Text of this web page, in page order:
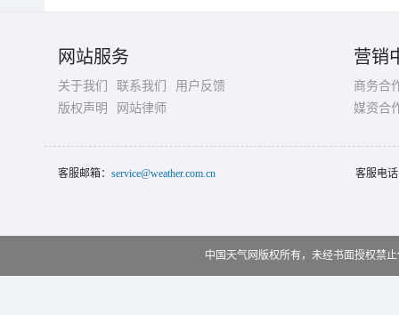
网站服务
关于我们 联系我们
用户反馈
版权声明
网站律师
营销
商务合
媒资合
客服邮箱： service@weather.com.cn 客服电
中国天气网版权所有，未经书面授权